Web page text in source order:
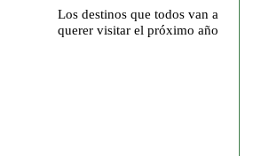
Los destinos que todos van a
querer visitar el próximo año